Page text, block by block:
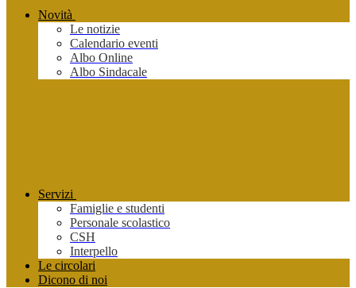
Novità
Le notizie
Calendario eventi
Albo Online
Albo Sindacale
Servizi
Famiglie e studenti
Personale scolastico
CSH
Interpello
Le circolari
Dicono di noi